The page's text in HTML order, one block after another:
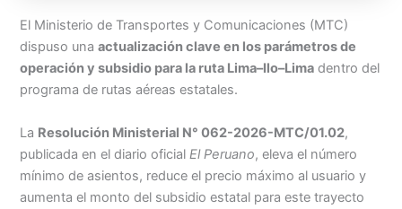
Menu
El Ministerio de Transportes y Comunicaciones (MTC)
dispuso unaactualización clave en los parámetros de
operación y subsidio para la ruta Lima–Ilo–Lima dentro del
programa de rutas aéreas estatales.
La Resolución Ministerial N° 062-2026-MTC/01.02,
publicada en el diario oficialEl Peruano, eleva el número
mínimo de asientos, reduce el precio máximo al usuario y
aumenta el monto del subsidio estatal para este trayecto